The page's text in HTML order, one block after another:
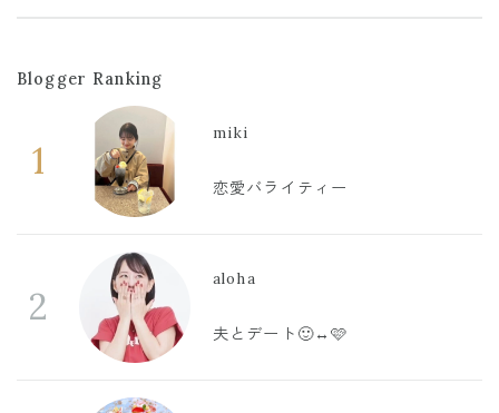
Blogger Ranking
1
miki
恋愛バライティー
2
aloha
夫とデート🙂‍↔️🩷